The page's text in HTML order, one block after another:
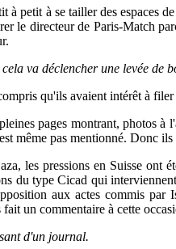
à petit à se tailler des espaces
le directeur de Paris-Match
va déclencher une levée de
qu'ils avaient intérêt à
pages montrant, photos à
même pas mentionné. Donc
les pressions en Suisse ont
du type Cicad qui
aux actes commis
un commentaire à cette
d'un journal.